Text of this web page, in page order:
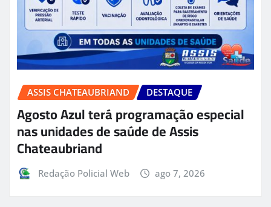
ASSIS CHATEAUBRIAND DESTAQUE
Agosto Azul terá programação especial
nas unidades de saúde de Assis
Chateaubriand
Redação Policial Web ago 7, 2026